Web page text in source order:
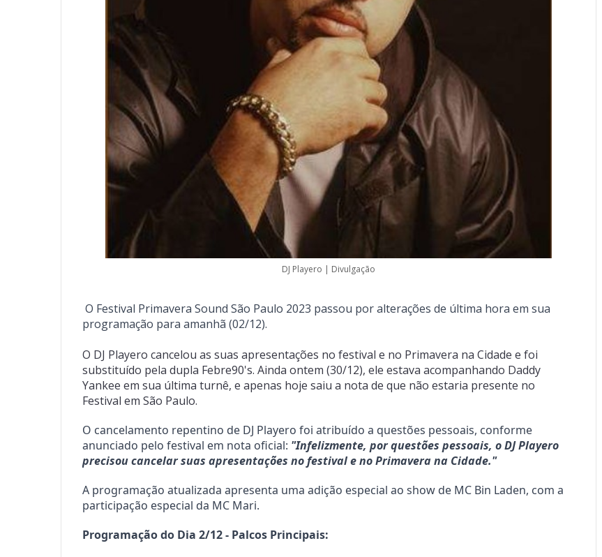
DJ Playero | Divulgação
O Festival Primavera Sound São Paulo 2023 passou por alterações de última hora em sua
programação para amanhã (02/12).
O DJ Playero cancelou as suas apresentações no festival e no Primavera na Cidade e foi
substituído pela dupla Febre90's. Ainda ontem (30/12), ele estava acompanhando Daddy
Yankee em sua última turnê, e apenas hoje saiu a nota de que não estaria presente no
Festival em São Paulo.
O cancelamento repentino de DJ Playero foi atribuído a questões pessoais, conforme
anunciado pelo festival em nota oficial: "Infelizmente, por questões pessoais, o DJ Playero
precisou cancelar suas apresentações no festival e no Primavera na Cidade."
A programação atualizada apresenta uma adição especial ao show de MC Bin Laden, com a
participação especial da MC Mari.
Programação do Dia 2/12 - Palcos Principais: